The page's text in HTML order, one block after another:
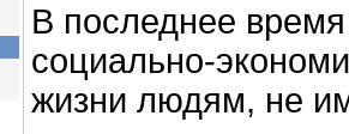
В последнее
социально-
жизни людям, не